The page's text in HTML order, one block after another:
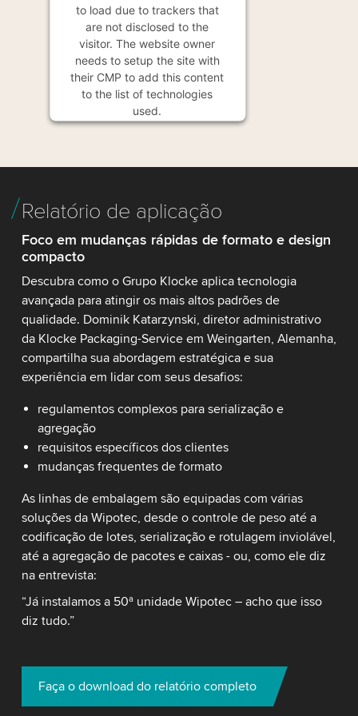
to load due to trackers that
are not disclosed to the
visitor. The website owner
needs to setup the site with
their CMP to add this content
to the list of technologies
used.
Powered byUsercentrics
Relatório de aplicação
Foco em mudanças rápidas de formato e design
compacto
Descubra como o Grupo Klocke aplica tecnologia
avançada para atingir os mais altos padrões de
qualidade. Dominik Katarzynski, diretor administrativo
da Klocke Packaging-Service em Weingarten, Alemanha,
compartilha sua abordagem estratégica e sua
experiência em lidar com seus desafios:
regulamentos complexos para serialização e
agregação
requisitos específicos dos clientes
mudanças frequentes de formato
As linhas de embalagem são equipadas com várias
soluções da Wipotec, desde o controle de peso até a
codificação de lotes, serialização e rotulagem inviolável,
até a agregação de pacotes e caixas - ou, como ele diz
na entrevista:
“Já instalamos a 50ª unidade Wipotec – acho que isso
diz tudo.”
Faça o download do relatório completo